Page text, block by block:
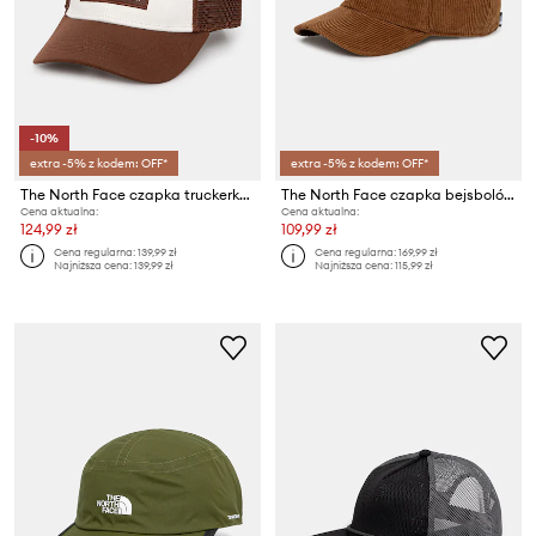
-10%
extra -5% z kodem: OFF*
The North Face czapka truckerka Mudder Trucker
Cena aktualna:
124,99 zł
Cena regularna:139,99 zł
Najniższa cena:139,99 zł
extra -5% z kodem: OFF*
The North Face czapka bejsbolówka bawełniana Norm
Cena aktualna:
109,99 zł
Cena regularna:169,99 zł
Najniższa cena:115,99 zł